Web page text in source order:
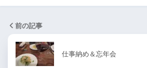
前の記事
仕事納め＆忘年会